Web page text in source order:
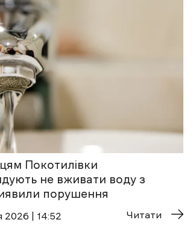
Покотилівки
не вживати воду з
порушення
2026 | 14:52 Читати